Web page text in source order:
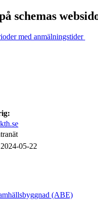
schemas
med anmälningstider
2024-05-22
(ABE)